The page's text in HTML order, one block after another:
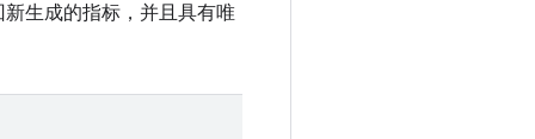
生成的指标，并且具有唯